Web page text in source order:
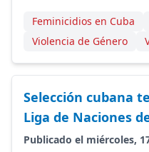
Feminicidios en Cuba
Violencia de Género
Selección cubana
Liga de Naciones
Publicado el miércoles,